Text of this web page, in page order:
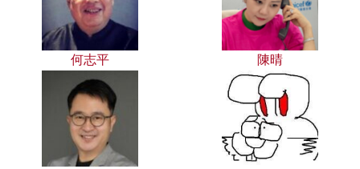
何志平 陳晴